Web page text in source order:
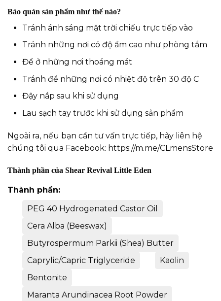
Bảo quản sản phẩm như thế nào?
Tránh ánh sáng mặt trời chiếu trực tiếp vào
Tránh những nơi có độ ẩm cao như phòng tắm
Để ở những nơi thoáng mát
Tránh để những nơi có nhiệt độ trên 30 độ C
Đậy nắp sau khi sử dụng
Lau sạch tay trước khi sử dụng sản phẩm
Ngoài ra, nếu bạn cần tư vấn trực tiếp, hãy liên hệ
chúng tôi qua Facebook: https://m.me/CLmensStore
Thành phần của Shear Revival Little Eden
Thành phần:
PEG 40 Hydrogenated Castor Oil
Cera Alba (Beeswax)
Butyrospermum Parkii (Shea) Butter
Caprylic/Capric Triglyceride
Kaolin
Bentonite
Maranta Arundinacea Root Powder